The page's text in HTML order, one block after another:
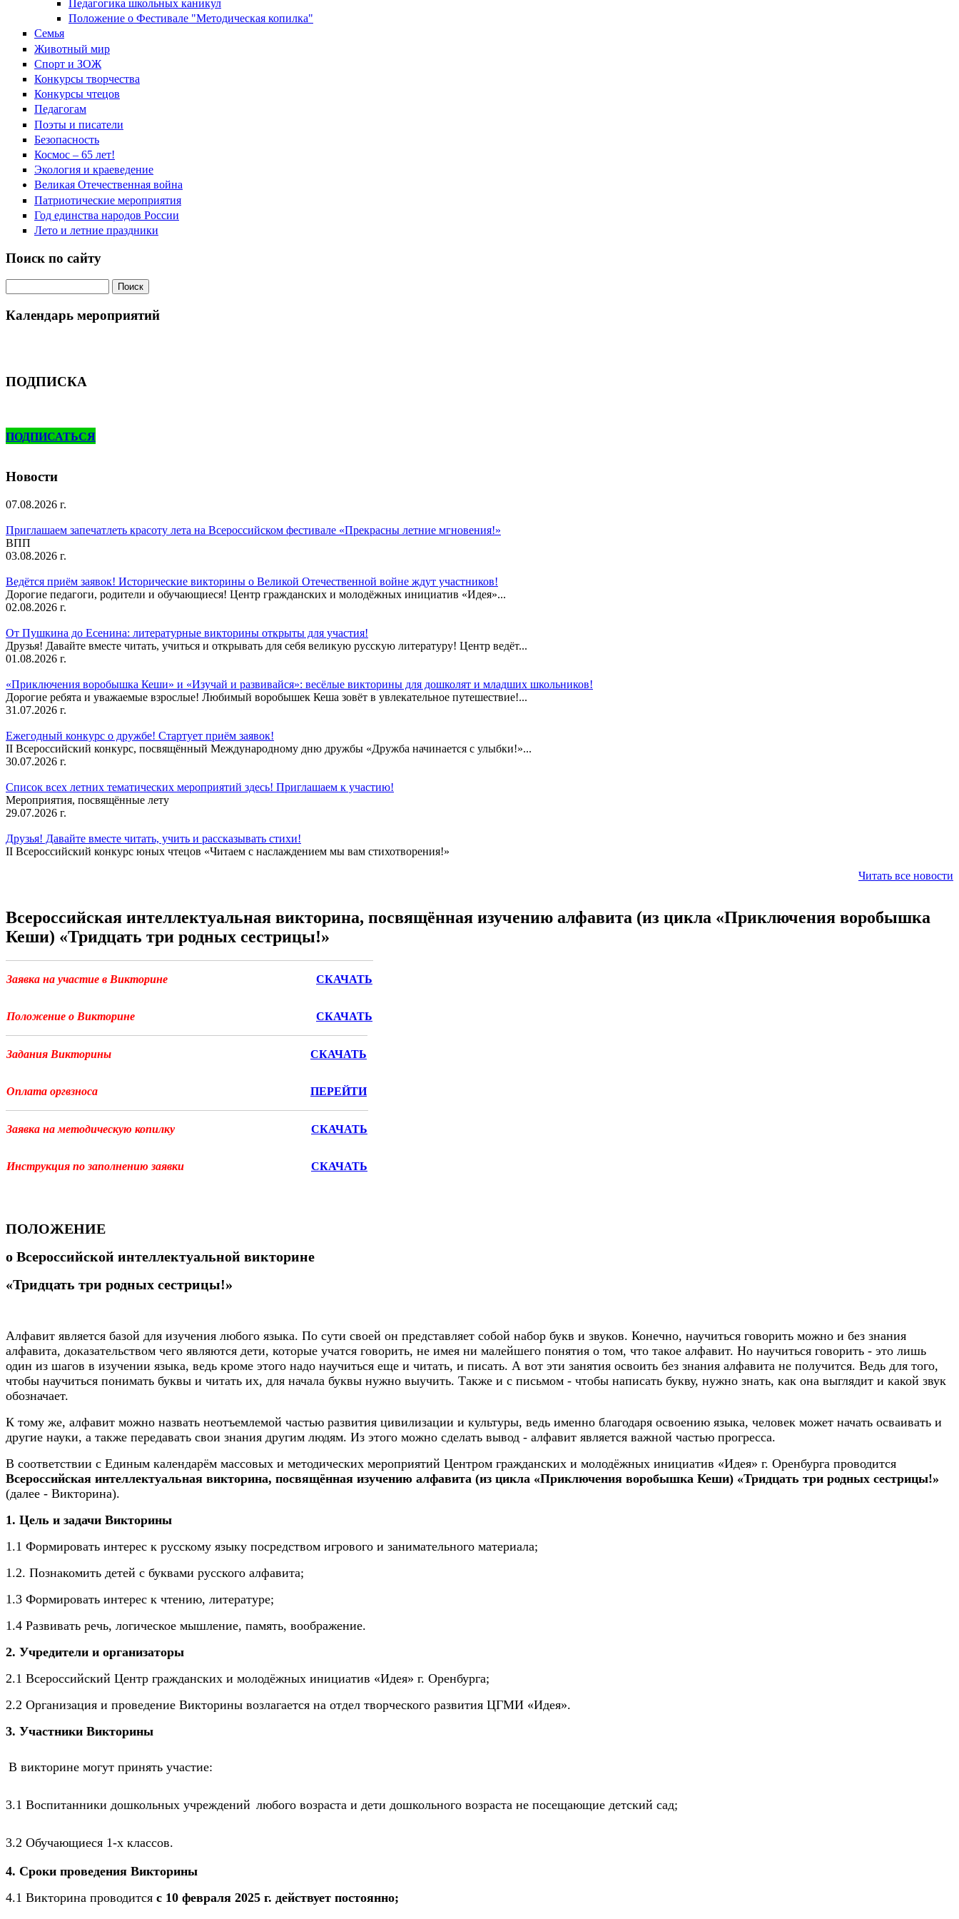
Педагогика школьных каникул
Положение о Фестивале "Методическая копилка"
Семья
Животный мир
Спорт и ЗОЖ
Конкурсы творчества
Конкурсы чтецов
Педагогам
Поэты и писатели
Безопасность
Космос – 65 лет!
Экология и краеведение
Великая Отечественная война
Патриотические мероприятия
Год единства народов России
Лето и летние праздники
Поиск по сайту
Календарь мероприятий
ПОДПИСКА
ПОДПИСАТЬСЯ
Новости
07.08.2026 г.
Приглашаем запечатлеть красоту лета на Всероссийском фестивале «Прекрасны летние мгновения!»
ВПП
03.08.2026 г.
Ведётся приём заявок! Исторические викторины о Великой Отечественной войне ждут участников!
Дорогие педагоги, родители и обучающиеся! Центр гражданских и молодёжных инициатив «Идея»...
02.08.2026 г.
От Пушкина до Есенина: литературные викторины открыты для участия!
Друзья! Давайте вместе читать, учиться и открывать для себя великую русскую литературу! Центр ведёт...
01.08.2026 г.
«Приключения воробышка Кеши» и «Изучай и развивайся»: весёлые викторины для дошколят и младших школьников!
Дорогие ребята и уважаемые взрослые! Любимый воробышек Кеша зовёт в увлекательное путешествие!...
31.07.2026 г.
Ежегодный конкурс о дружбе! Стартует приём заявок!
II Всероссийский конкурс, посвящённый Международному дню дружбы «Дружба начинается с улыбки!»...
30.07.2026 г.
Список всех летних тематических мероприятий здесь! Приглашаем к участию!
Мероприятия, посвящённые лету
29.07.2026 г.
Друзья! Давайте вместе читать, учить и рассказывать стихи!
II Всероссийский конкурс юных чтецов «Читаем с наслаждением мы вам стихотворения!»
Читать все новости
Всероссийская интеллектуальная викторина, посвящённая изучению алфавита (из цикла «Приключения воробышка
Кеши) «Тридцать три родных сестрицы!»
Заявка на участие в Викторине СКАЧАТЬ
Положение о Викторине СКАЧАТЬ
Задания Викторины СКАЧАТЬ
Оплата оргвзноса ПЕРЕЙТИ
Заявка на методическую копилку СКАЧАТЬ
Инструкция по заполнению заявки СКАЧАТЬ
ПОЛОЖЕНИЕ
о Всероссийской интеллектуальной викторине
«Тридцать три родных сестрицы!»
Алфавит является базой для изучения любого языка. По сути своей он представляет собой набор букв и звуков. Конечно, научиться говорить можно и без знания
алфавита, доказательством чего являются дети, которые учатся говорить, не имея ни малейшего понятия о том, что такое алфавит. Но научиться говорить - это лишь
один из шагов в изучении языка, ведь кроме этого надо научиться еще и читать, и писать. А вот эти занятия освоить без знания алфавита не получится. Ведь для того,
чтобы научиться понимать буквы и читать их, для начала буквы нужно выучить. Также и с письмом - чтобы написать букву, нужно знать, как она выглядит и какой звук
обозначает.
К тому же, алфавит можно назвать неотъемлемой частью развития цивилизации и культуры, ведь именно благодаря освоению языка, человек может начать осваивать и
другие науки, а также передавать свои знания другим людям. Из этого можно сделать вывод - алфавит является важной частью прогресса.
В соответствии с Единым календарём массовых и методических мероприятий Центром гражданских и молодёжных инициатив «Идея» г. Оренбурга проводится
Всероссийская интеллектуальная викторина, посвящённая изучению алфавита (из цикла «Приключения воробышка Кеши) «Тридцать три родных сестрицы!»
(далее - Викторина).
1. Цель и задачи Викторины
1.1 Формировать интерес к русскому языку посредством игрового и занимательного материала;
1.2. Познакомить детей с буквами русского алфавита;
1.3 Формировать интерес к чтению, литературе;
1.4 Развивать речь, логическое мышление, память, воображение.
2. Учредители и организаторы
2.1 Всероссийский Центр гражданских и молодёжных инициатив «Идея» г. Оренбурга;
2.2 Организация и проведение Викторины возлагается на отдел творческого развития ЦГМИ «Идея».
3. Участники Викторины
В викторине могут принять участие:
3.1 Воспитанники дошкольных учреждений любого возраста и дети дошкольного возраста не посещающие детский сад;
3.2 Обучающиеся 1-х классов.
4. Сроки проведения Викторины
4.1 Викторина проводится с 10 февраля 2025 г. действует постоянно;